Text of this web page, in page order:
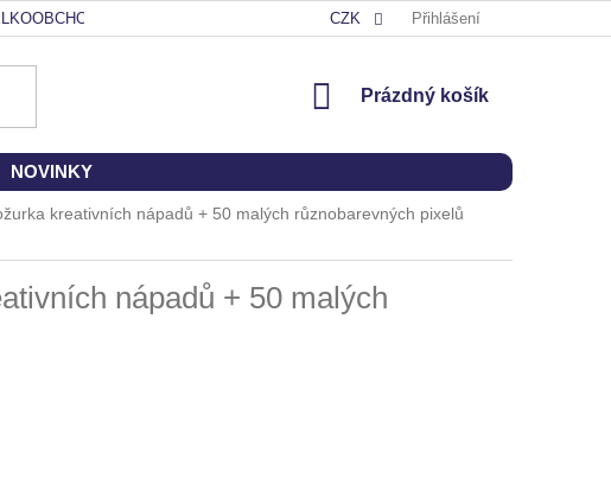
CZK Přihlášení
NÁKUPNÍ
Prázdný košík
NOVINKY
kreativních nápadů + 50 malých různobarevných pixelů
nápadů + 50 malých